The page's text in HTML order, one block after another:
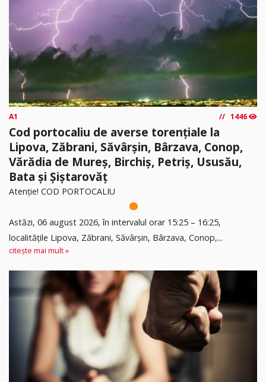
A1 1446
Cod portocaliu de averse torențiale la
Lipova, Zăbrani, Săvârșin, Bârzava, Conop,
Vărădia de Mureș, Birchiș, Petriș, Ususău,
Bata și Șiștarovăț
Atenție! COD PORTOCALIU
Astăzi, 06 august 2026, în intervalul orar 15:25 – 16:25,
localitățile Lipova, Zăbrani, Săvârșin, Bârzava, Conop,...
citește mai mult »